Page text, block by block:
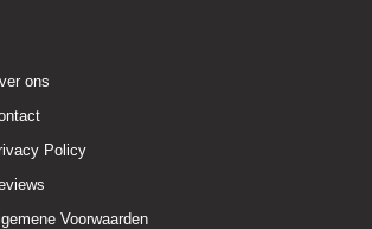
ons
Policy
Voorwaarden